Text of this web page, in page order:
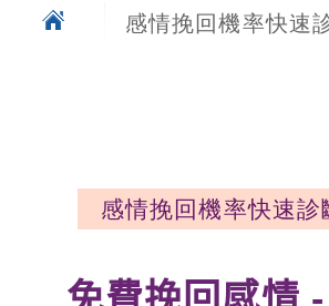
感情挽回機率快速
感情挽回機率快速診